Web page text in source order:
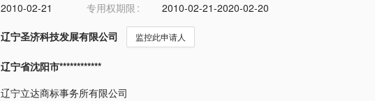
2010-02-21 专用权期限
2010-02-21-2020-02-20
辽宁圣济科技发展有限公司 监控此申请人
辽宁省沈阳市************
辽宁立达商标事务所有限公司